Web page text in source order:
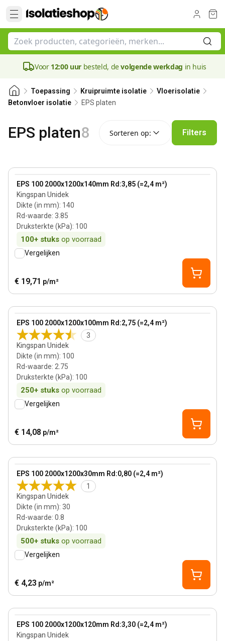
Voor 12:00 uur besteld, devolgende werkdag in huis
Toepassing Kruipruimte isolatie
Vloerisolatie
Betonvloer isolatie
EPS platen
EPS platen8 Sorteren op: Filters
EPS 100 2000x1200x140mm Rd:3,85 (=2,4 m²)
Kingspan Unidek
Dikte (in mm): 140
Rd-waarde: 3.85
Druksterkte (kPa): 100
100+ stuks op voorraad
View product
Vergelijken
€ 19,71 p/m²
EPS 100 2000x1200x100mm Rd:2,75 (=2,4 m²)
3
Kingspan Unidek
Dikte (in mm): 100
Rd-waarde: 2.75
Druksterkte (kPa): 100
250+ stuks op voorraad
View product
Vergelijken
€ 14,08 p/m²
EPS 100 2000x1200x30mm Rd:0,80 (=2,4 m²)
1
Kingspan Unidek
Dikte (in mm): 30
Rd-waarde: 0.8
Druksterkte (kPa): 100
500+ stuks op voorraad
View product
Vergelijken
€ 4,23 p/m²
EPS 100 2000x1200x120mm Rd:3,30 (=2,4 m²)
Kingspan Unidek
View product